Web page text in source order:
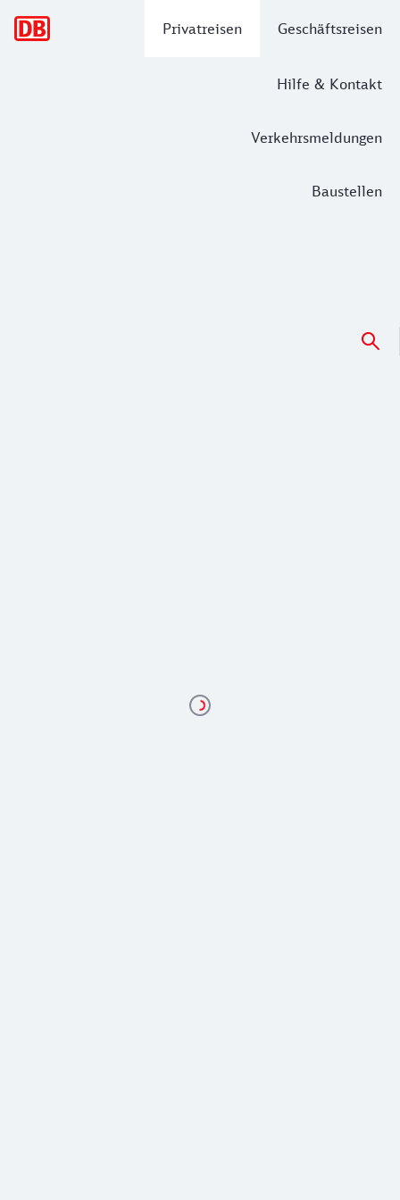
Privatreisen Geschäftsreisen
Hilfe & Kontakt
Verkehrsmeldungen
Baustellen